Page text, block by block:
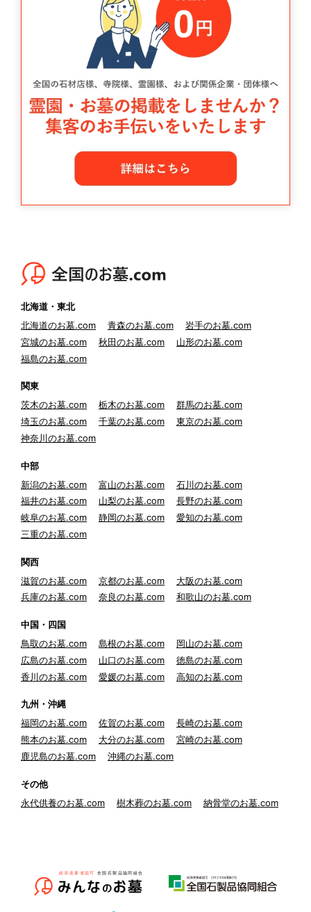
北海道・東北
北海道のお墓.com
青森のお墓.com
岩手のお墓.com
宮城のお墓.com
秋田のお墓.com
山形のお墓.com
福島のお墓.com
関東
茨木のお墓.com
栃木のお墓.com
群馬のお墓.com
埼玉のお墓.com
千葉のお墓.com
東京のお墓.com
神奈川のお墓.com
中部
新潟のお墓.com
富山のお墓.com
石川のお墓.com
福井のお墓.com
山梨のお墓.com
長野のお墓.com
岐阜のお墓.com
静岡のお墓.com
愛知のお墓.com
三重のお墓.com
関西
滋賀のお墓.com
京都のお墓.com
大阪のお墓.com
兵庫のお墓.com
奈良のお墓.com 和歌山のお墓.com
中国・四国
鳥取のお墓.com
島根のお墓.com
岡山のお墓.com
広島のお墓.com
山口のお墓.com
徳島のお墓.com
香川のお墓.com
愛媛のお墓.com 高知のお墓.com
九州・沖縄
福岡のお墓.com
佐賀のお墓.com
長崎のお墓.com
熊本のお墓.com
大分のお墓.com
宮崎のお墓.com
鹿児島のお墓.com
沖縄のお墓.com
その他
永代供養のお墓.com
樹木葬のお墓.com 納骨堂のお墓.com